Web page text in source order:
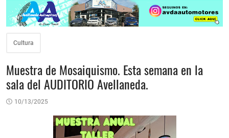
Cultura
Muestra de Mosaiquismo. Esta semana en la
sala del AUDITORIO Avellaneda.
10/13/2025